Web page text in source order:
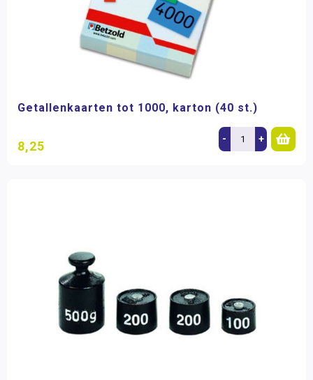
Getallenkaarten tot 1000, karton (40 st.)
8,25 - +